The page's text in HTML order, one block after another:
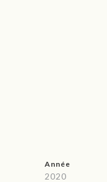
Année
2020